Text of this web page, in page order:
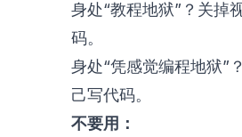
身处“教程地狱”？关掉
码。
身处“凭感觉编程地狱”
己写代码。
不要用：